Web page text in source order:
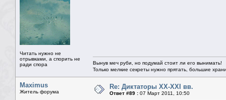
Читать нужно не
отрывками, а спорить не
ради спора
Вынув меч руби, но подумай стоит ли его вынимать!
Только мелкие секреты нужно прятать, большие
Maximus
Житель форума
Re: Диктаторы XX-XXI вв.
Ответ #89 : 07 Март 2011, 10:50